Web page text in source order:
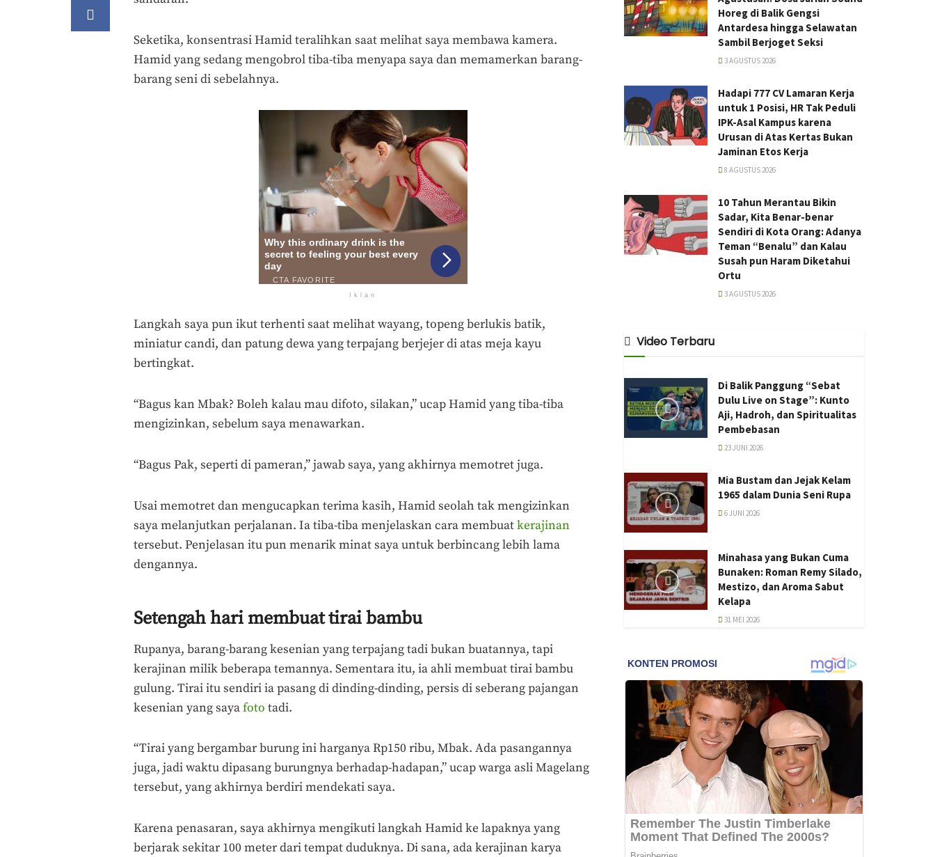
Seketika, konsentrasi Hamid teralihkan saat melihat saya membawa kamera.
Hamid yang sedang mengobrol tiba-tiba menyapa saya dan memamerkan barang-
barang seni di sebelahnya.
Iklan
Langkah saya pun ikut terhenti saat melihat wayang, topeng berlukis batik,
miniatur candi, dan patung dewa yang terpajang berjejer di atas meja kayu
bertingkat.
“Bagus kan Mbak? Boleh kalau mau difoto, silakan,” ucap Hamid yang tiba-tiba
mengizinkan, sebelum saya menawarkan.
“Bagus Pak, seperti di pameran,” jawab saya, yang akhirnya memotret juga.
Usai memotret dan mengucapkan terima kasih, Hamid seolah tak mengizinkan
saya melanjutkan perjalanan. Ia tiba-tiba menjelaskan cara membuatkerajinan
tersebut. Penjelasan itu pun menarik minat saya untuk berbincang lebih lama
dengannya.
Setengah hari membuat tirai bambu
Rupanya, barang-barang kesenian yang terpajang tadi bukan buatannya, tapi
kerajinan milik beberapa temannya. Sementara itu, ia ahli membuat tirai bambu
gulung. Tirai itu sendiri ia pasang di dinding-dinding, persis di seberang pajangan
kesenian yang sayafoto tadi.
“Tirai yang bergambar burung ini harganya Rp150 ribu, Mbak. Ada pasangannya
juga, jadi waktu dipasang burungnya berhadap-hadapan,” ucap warga asli Magelang
tersebut, yang akhirnya berdiri mendekati saya.
Karena penasaran, saya akhirnya mengikuti langkah Hamid ke lapaknya yang
berjarak sekitar 100 meter dari tempat duduknya. Di sana, ada kerajinan karya
Horeg di Balik Gengsi
Antardesa hingga Selawatan
Sambil Berjoget Seksi
3 AGUSTUS 2026
Hadapi 777 CV Lamaran Kerja
untuk 1 Posisi, HR Tak Peduli
IPK-Asal Kampus karena
Urusan di Atas Kertas Bukan
Jaminan Etos Kerja
8 AGUSTUS 2026
10 Tahun Merantau Bikin
Sadar, Kita Benar-benar
Sendiri di Kota Orang: Adanya
Teman “Benalu” dan Kalau
Susah pun Haram Diketahui
Ortu
3 AGUSTUS 2026
Video Terbaru
Di Balik Panggung “Sebat
Dulu Live on Stage”: Kunto
Aji, Hadroh, dan Spiritualitas
Pembebasan
23 JUNI 2026
Mia Bustam dan Jejak Kelam
1965 dalam Dunia Seni Rupa
6 JUNI 2026
Minahasa yang Bukan Cuma
Bunaken: Roman Remy Silado,
Mestizo, dan Aroma Sabut
Kelapa
31 MEI 2026